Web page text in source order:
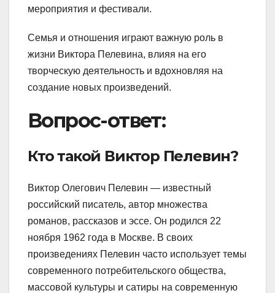
мероприятия и фестивали.
Семья и отношения играют важную роль в
жизни Виктора Пелевина, влияя на его
творческую деятельность и вдохновляя на
создание новых произведений.
Вопрос-ответ:
Кто такой Виктор Пелевин?
Виктор Олегович Пелевин — известный
российский писатель, автор множества
романов, рассказов и эссе. Он родился 22
ноября 1962 года в Москве. В своих
произведениях Пелевин часто использует темы
современного потребительского общества,
массовой культуры и сатиры на современную